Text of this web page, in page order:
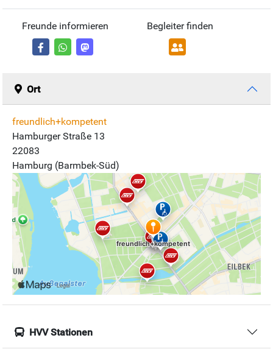
Freunde informieren Begleiter finden
Ort
freundlich+kompetent
Hamburger Straße 13
22083
Hamburg (Barmbek-Süd)
HVV Stationen